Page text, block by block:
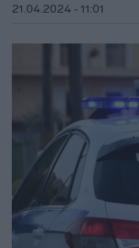
21.04.2024 - 11:01